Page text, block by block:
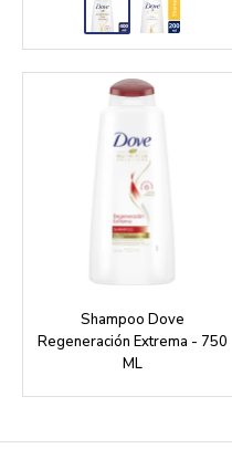
Shampoo Dove
Regeneración Extrema - 750
ML